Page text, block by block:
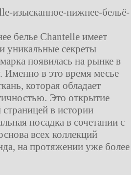
белье Chantelle имеет
уникальные секреты
появилась на рынке в
Именно в это время месье
которая обладает
Это открытие
страницей в истории
посадка в сочетании с
всех коллекций
на протяжении уже более